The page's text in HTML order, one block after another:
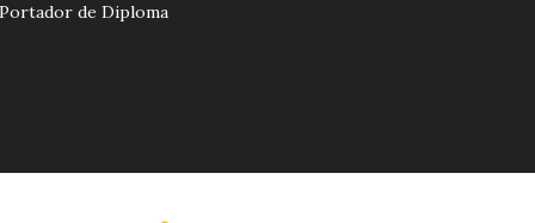
Portador de Diploma